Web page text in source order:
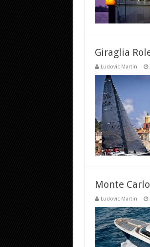
Giraglia
Ludovic Martin
Monte
Ludovic Martin